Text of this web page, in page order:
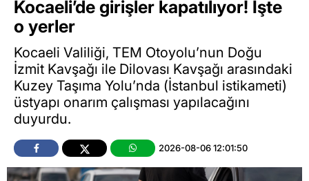
Kocaeli’de girişler kapatılıyor! İşte
o yerler
Kocaeli Valiliği, TEM Otoyolu’nun Doğu
İzmit Kavşağı ile Dilovası Kavşağı arasındaki
Kuzey Taşıma Yolu’nda (İstanbul istikameti)
üstyapı onarım çalışması yapılacağını
duyurdu.
2026-08-06 12:01:50